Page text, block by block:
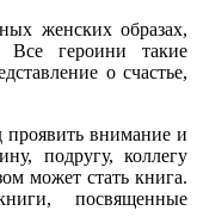
женских образах,
Все героини такие
о счастье,
внимание и
подругу, коллегу
может стать книга.
посвященные